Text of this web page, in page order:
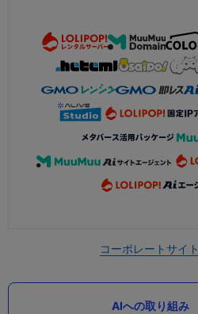
コーポレートサイト
AIへの取り組み